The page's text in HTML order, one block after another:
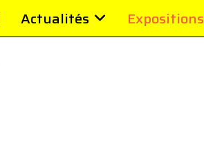
Actualités Expositions